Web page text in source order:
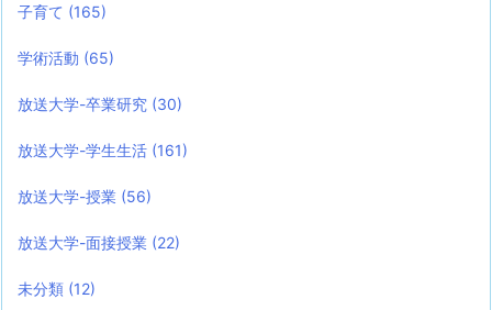
子育て (165)
学術活動 (65)
放送大学-卒業研究 (30)
放送大学-学生生活 (161)
放送大学-授業 (56)
放送大学-面接授業 (22)
未分類 (12)